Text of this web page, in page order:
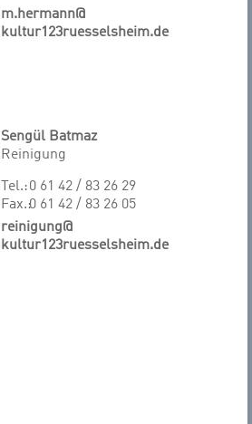
m.hermann@
kultur123ruesselsheim.de
Sengül Batmaz
Reinigung
Tel.:0 61 42 / 83 26 29
Fax.:0 61 42 / 83 26 05
reinigung@
kultur123ruesselsheim.de